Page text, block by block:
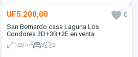
UF5.200,00
0
San Bernardo casa Laguna Los
Condores 3D+3B+2E en venta
120 m2 3 2